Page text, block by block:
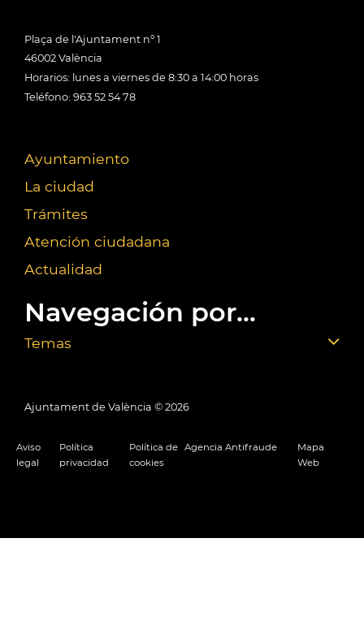
Plaça de l'Ajuntament nº 1
46002 València
Horarios: lunes a viernes de 8:30 a 14:00 horas
Teléfono: 963 52 54 78
Ayuntamiento
La ciudad
Trámites
Atención ciudadana
Actualidad
Navegación por...
Temas
Ajuntament de València © 2026
Aviso
legal
Política
privacidad
Política de
cookies
Agencia Antifraude
Mapa
Web